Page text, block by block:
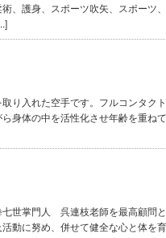
、護身、スポーツ吹矢、スポーツ
り入れた空手です。フルコンタクト
身体の中を活性化させ年齢を重ね
七世掌門人 呉連枝老師を最高顧問
動に努め、併せて健全な心と体を